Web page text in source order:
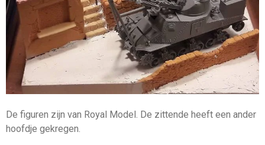
De figuren zijn van Royal Model. De zittende heeft een ander
hoofdje gekregen.